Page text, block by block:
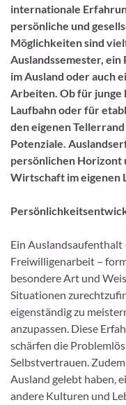
internationale
persönliche und
Möglichkeiten sind
Auslandssemester,
im Ausland oder auch
Arbeiten. Ob für junge
Laufbahn oder für
den eigenen
Potenziale.
persönlichen Horizont
Wirtschaft im eigenen
Ein Auslandsaufenthalt
Freiwilligenarbeit –
besondere Art und
Situationen
eigenständig zu
anzupassen. Diese
schärfen die
Selbstvertrauen.
Ausland gelebt haben,
andere Kulturen und